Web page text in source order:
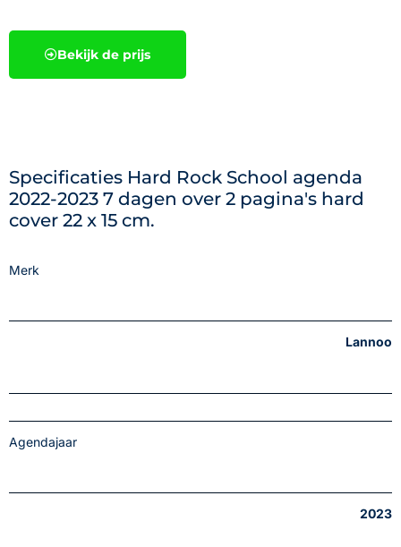
Bekijk de prijs
Specificaties Hard Rock School agenda
2022-2023 7 dagen over 2 pagina's hard
cover 22 x 15 cm.
Merk
Lannoo
Agendajaar
2023